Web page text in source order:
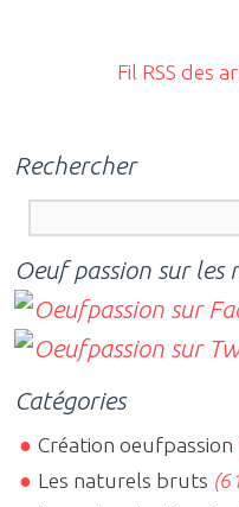
Fil RSS des
Rechercher
Oeuf passion sur les
Catégories
Création oeufpassion
Les naturels bruts